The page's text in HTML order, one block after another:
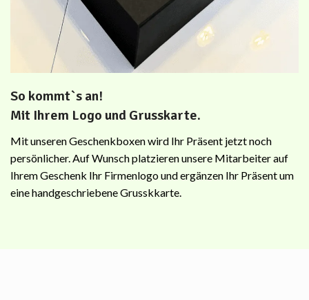
So kommt`s an!
Mit Ihrem Logo und Grusskarte.
Mit unseren Geschenkboxen wird Ihr Präsent jetzt noch
persönlicher. Auf Wunsch platzieren unsere Mitarbeiter auf
Ihrem Geschenk Ihr Firmenlogo und ergänzen Ihr Präsent um
eine handgeschriebene Grusskkarte.